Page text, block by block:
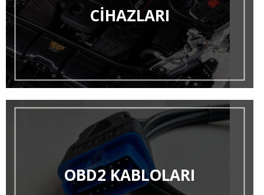
CIHAZLARI
OBD2 KABLOLARI